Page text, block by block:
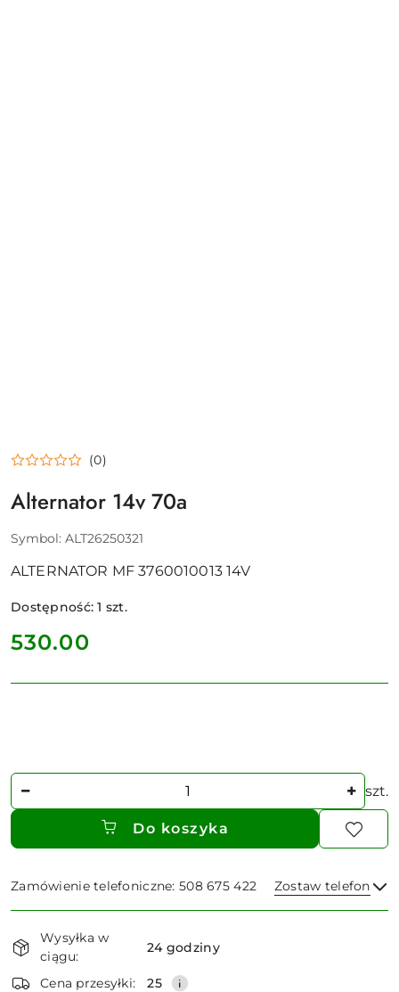
(0)
Alternator 14v 70a
Symbol: ALT26250321
ALTERNATOR MF 3760010013 14V
Dostępność:1 szt.
cena:
530.00
szt.
Do koszyka
Zamówienie telefoniczne: 508 675 422 Zostaw telefon
i
dostawa
Wysyłka w
ciągu:
24 godziny
Cena przesyłki: 25